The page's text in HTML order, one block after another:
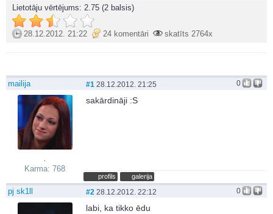
Lietotāju vērtējums: 2.75 (2 balsis)
28.12.2012. 21:22 24 komentāri skatīts 2764x
mailija
.
Karma: 768
0
#1 28.12.2012. 21:25
sakārdināji :S
profils galerija
pj sk1ll 0
#2 28.12.2012. 22:12
labi, ka tikko ēdu